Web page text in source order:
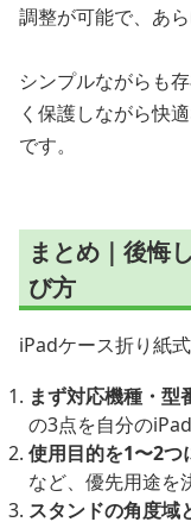
調整が可能で、あ
シンプルながらも
く保護しながら快
です。
まとめ｜後悔
び方
iPadケース折り紙
まず対応機種・型
の3点を自分の
使用目的を1〜2つ
など、優先用途を
スタンドの角度域